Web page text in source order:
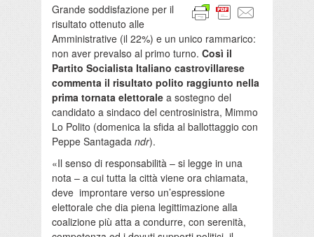
Grande soddisfazione per il
risultato ottenuto alle
Amministrative (il 22%) e un unico rammarico:
non aver prevalso al primo turno. Così il
Partito Socialista Italiano castrovillarese
commenta il risultato polito raggiunto nella
prima tornata elettorale a sostegno del
candidato a sindaco del centrosinistra, Mimmo
Lo Polito (domenica la sfida al ballottaggio con
Peppe Santagada ndr).
«Il senso di responsabilità – si legge in una
nota – a cui tutta la città viene ora chiamata,
deve improntare verso un’espressione
elettorale che dia piena legittimazione alla
coalizione più atta a condurre, con serenità,